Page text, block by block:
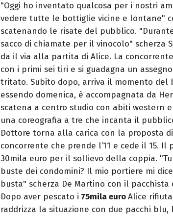
"Oggi ho inventato qualcosa per i nostri
vedere tutte le bottiglie vicine e lontane"
scatenando le risate del pubblico.
sacco di chiamate per il vinocolo" scherza
da il via alla partita di Alice. La
con i primi sei tiri e si guadagna un
tritato. Subito dopo, arriva il momento del
essendo domenica, è accompagnata da
scatena a centro studio con abiti western
una coreografia a tre che incanta il
Dottore torna alla carica con la proposta
concorrente che prende l’11 e cede il 15.
30mila euro per il sollievo della coppia.
buste dei condomini? Il mio portiere mi
busta" scherza De Martino con il
Dopo aver pescato i 75mila euroAlice
raddrizza la situazione con due pacchi blu,